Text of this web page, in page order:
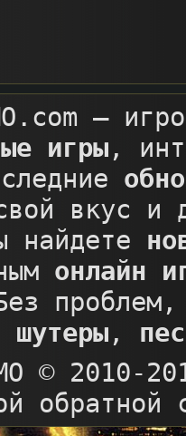
–
игры,
вкус и
найдете
онлайн
шутеры,
© 2010-